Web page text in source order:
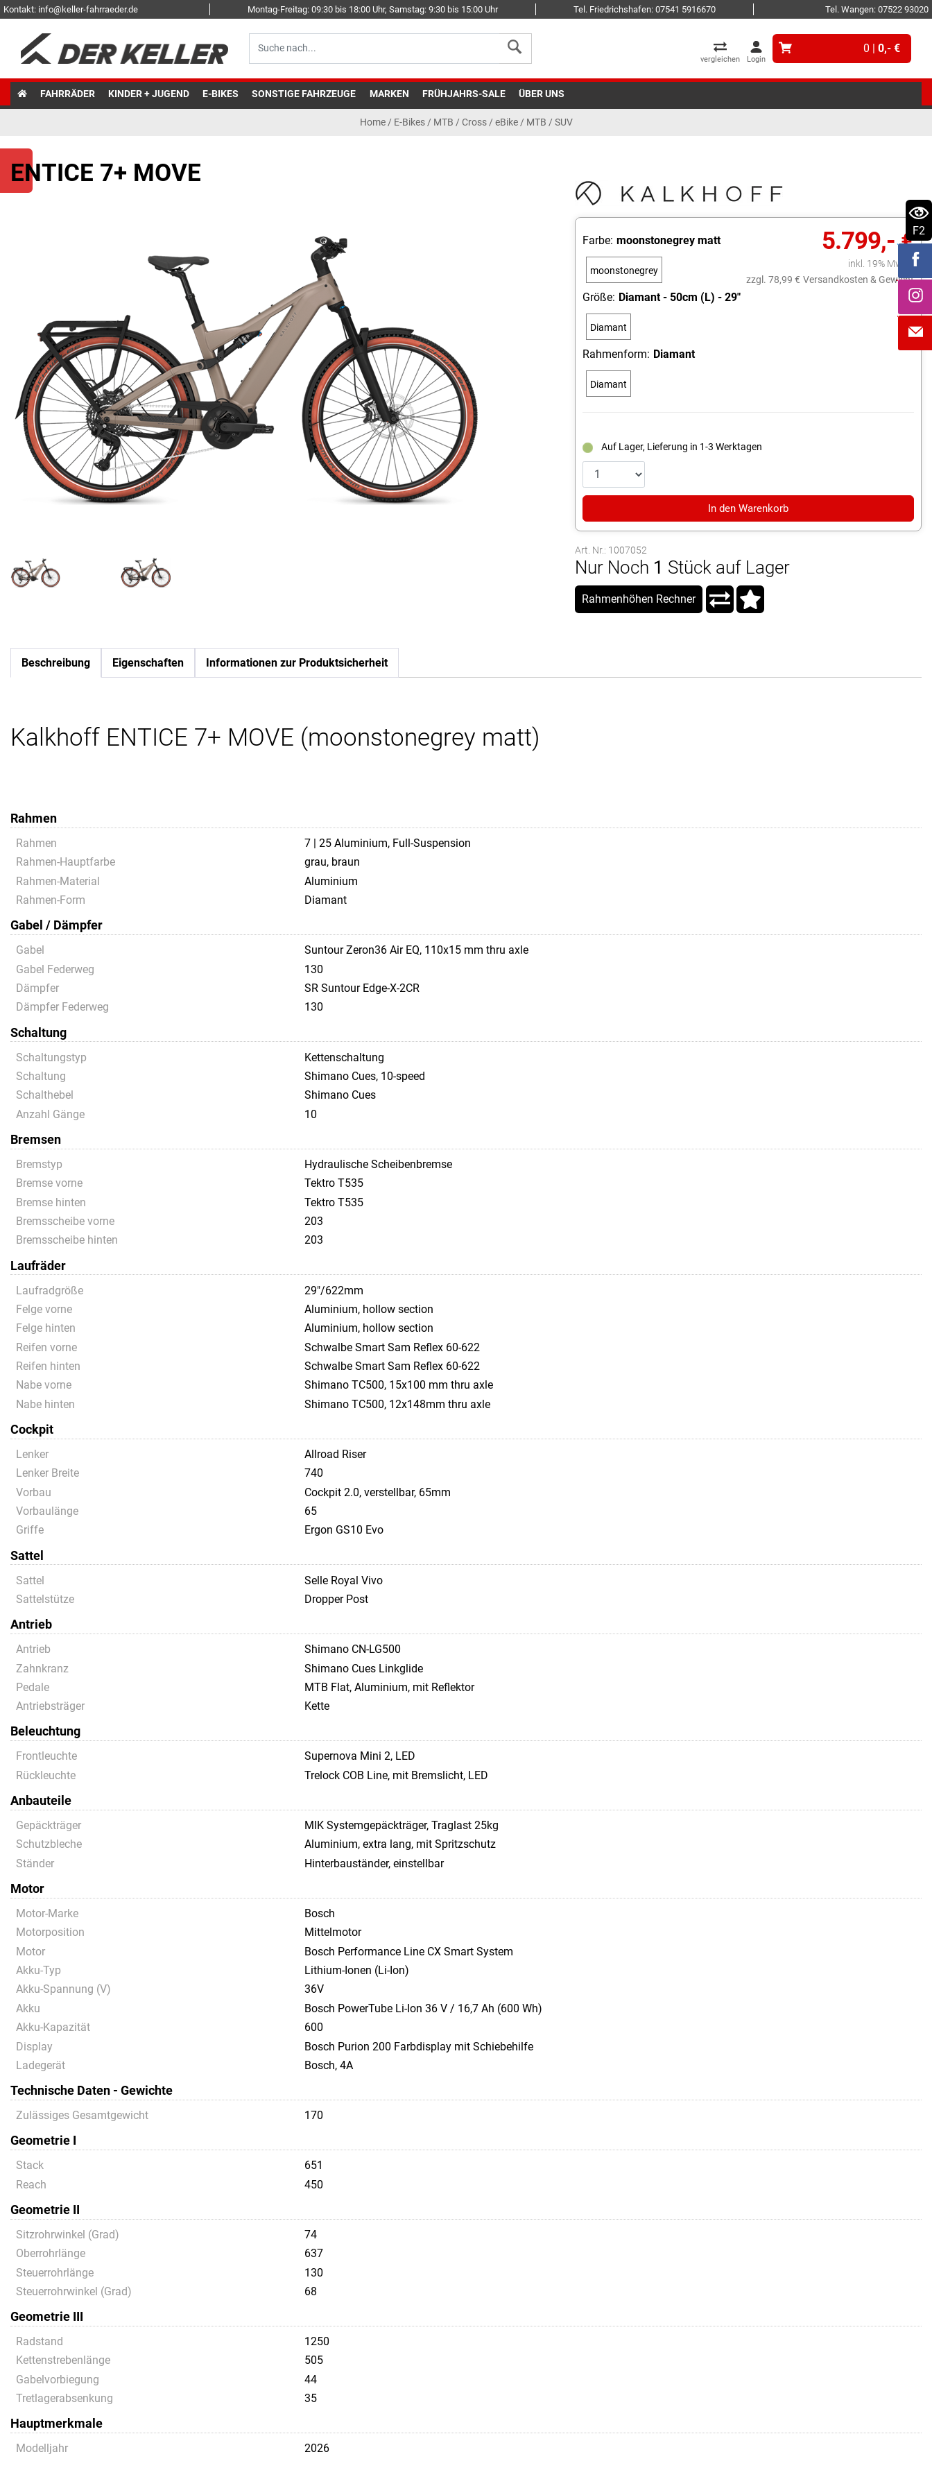
Kontakt: info@keller-fahrraeder.de Montag-Freitag: 09:30 bis 18:00 Uhr, Samstag: 9:30 bis 15:00 Uhr Tel. Friedrichshafen: 07541 5916670 Tel. Wangen: 07522 93020
vergleichen Login
0 | 0,- €
FAHRRÄDER KINDER + JUGEND E-BIKES SONSTIGE FAHRZEUGE MARKEN FRÜHJAHRS-SALE ÜBER UNS
Home/ E-Bikes/ MTB / Cross/ eBike / MTB / SUV
ENTICE 7+ MOVE
5.799,- €
inkl. 19% MwSt.
zzgl. 78,99 € Versandkosten & Gewicht
Farbe: moonstonegrey matt
moonstonegrey
matt
Größe: Diamant - 50cm (L) - 29"
Diamant
Rahmenform: Diamant
Diamant
Auf Lager, Lieferung in 1-3 Werktagen
In den Warenkorb
Art. Nr.: 1007052
Nur Noch 1 Stück auf Lager
Rahmenhöhen Rechner
Beschreibung Eigenschaften Informationen zur Produktsicherheit
Kalkhoff ENTICE 7+ MOVE (moonstonegrey matt)
Rahmen
Rahmen
7 | 25 Aluminium, Full-Suspension
Rahmen-Hauptfarbe
grau, braun
Rahmen-Material
Aluminium
Rahmen-Form
Diamant
Gabel / Dämpfer
Gabel
Suntour Zeron36 Air EQ, 110x15 mm thru axle
Gabel Federweg
130
Dämpfer
SR Suntour Edge-X-2CR
Dämpfer Federweg
130
Schaltung
Schaltungstyp
Kettenschaltung
Schaltung
Shimano Cues, 10-speed
Schalthebel
Shimano Cues
Anzahl Gänge
10
Bremsen
Bremstyp
Hydraulische Scheibenbremse
Bremse vorne
Tektro T535
Bremse hinten
Tektro T535
Bremsscheibe vorne
203
Bremsscheibe hinten
203
Laufräder
Laufradgröße
29"/622mm
Felge vorne
Aluminium, hollow section
Felge hinten
Aluminium, hollow section
Reifen vorne
Schwalbe Smart Sam Reflex 60-622
Reifen hinten
Schwalbe Smart Sam Reflex 60-622
Nabe vorne
Shimano TC500, 15x100 mm thru axle
Nabe hinten
Shimano TC500, 12x148mm thru axle
Cockpit
Lenker
Allroad Riser
Lenker Breite
740
Vorbau
Cockpit 2.0, verstellbar, 65mm
Vorbaulänge
65
Griffe
Ergon GS10 Evo
Sattel
Sattel
Selle Royal Vivo
Sattelstütze
Dropper Post
Antrieb
Antrieb
Shimano CN-LG500
Zahnkranz
Shimano Cues Linkglide
Pedale
MTB Flat, Aluminium, mit Reflektor
Antriebsträger
Kette
Beleuchtung
Frontleuchte
Supernova Mini 2, LED
Rückleuchte
Trelock COB Line, mit Bremslicht, LED
Anbauteile
Gepäckträger
MIK Systemgepäckträger, Traglast 25kg
Schutzbleche
Aluminium, extra lang, mit Spritzschutz
Ständer
Hinterbauständer, einstellbar
Motor
Motor-Marke
Bosch
Motorposition
Mittelmotor
Motor
Bosch Performance Line CX Smart System
Akku-Typ
Lithium-Ionen (Li-Ion)
Akku-Spannung (V)
36V
Akku
Bosch PowerTube Li-Ion 36 V / 16,7 Ah (600 Wh)
Akku-Kapazität
600
Display
Bosch Purion 200 Farbdisplay mit Schiebehilfe
Ladegerät
Bosch, 4A
Technische Daten - Gewichte
Zulässiges Gesamtgewicht 170
Geometrie I
Stack
651
Reach
450
Geometrie II
Sitzrohrwinkel (Grad)
74
Oberrohrlänge
637
Steuerrohrlänge
130
Steuerrohrwinkel (Grad)
68
Geometrie III
Radstand
1250
Kettenstrebenlänge
505
Gabelvorbiegung
44
Tretlagerabsenkung
35
Hauptmerkmale
Modelljahr 2026
F2